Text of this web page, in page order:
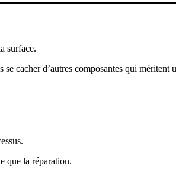
surface.
cacher d’autres composantes qui méritent
que la réparation.